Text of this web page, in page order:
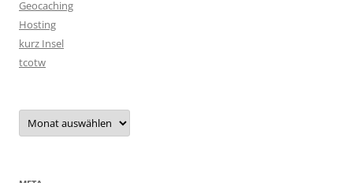
Geocaching
Hosting
kurz Insel
tcotw
Archiv